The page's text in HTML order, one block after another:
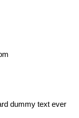
dummy text ever